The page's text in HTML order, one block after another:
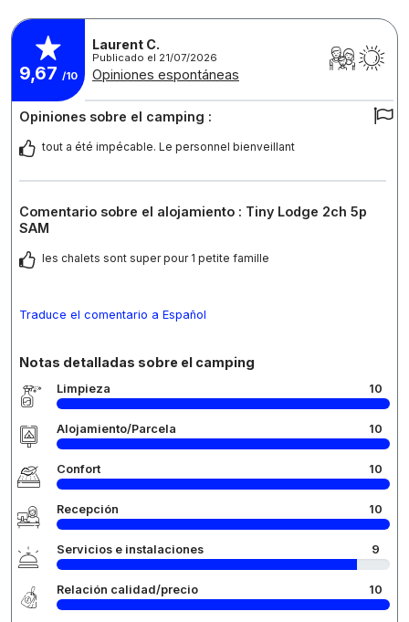
9,67 /10
Laurent C.
Publicado el 21/07/2026
Opiniones espontáneas
Opiniones sobre el camping :
tout a été impécable. Le personnel bienveillant
Comentario sobre el alojamiento : Tiny Lodge 2ch 5p
SAM
les chalets sont super pour 1 petite famille
Traduce el comentario a Español
Notas detalladas sobre el camping
Limpieza 10
Alojamiento/Parcela 10
Confort 10
Recepción 10
Servicios e instalaciones 9
Relación calidad/precio 10